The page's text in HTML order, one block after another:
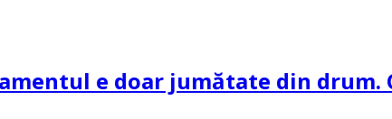
e doar jumătate din drum.